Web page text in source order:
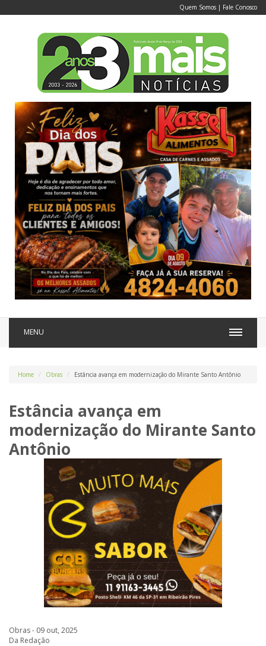
Quem Somos | Fale Conosco
MENU
Home Obras Estância avança em modernização do Mirante Santo Antônio
Estância avança em
modernização do Mirante Santo
Antônio
Obras - 09 out, 2025
Da Redação